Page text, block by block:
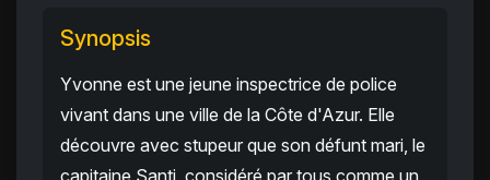
Synopsis
Yvonne est une jeune inspectrice de police
vivant dans une ville de la Côte d'Azur. Elle
découvre avec stupeur que son défunt mari, le